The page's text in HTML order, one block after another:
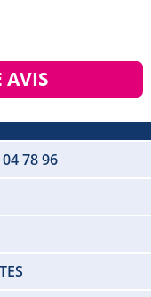
AVIS
78 96